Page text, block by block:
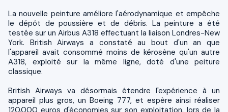
La nouvelle peinture améliore l'aérodynamique et empêche
le dépôt de poussière et de débris. La peinture a été
testée sur un Airbus A318 effectuant la liaison Londres-New
York. British Airways a constaté au bout d'un an que
l'appareil avait consommé moins de kérosène qu'un autre
A318, exploité sur la même ligne, doté d'une peiture
classique.
British Airways va désormais étendre l'expérience à un
appareil plus gros, un Boeing 777, et espère ainsi réaliser
120.000 euros d'économies sur son exploitation, lors de la